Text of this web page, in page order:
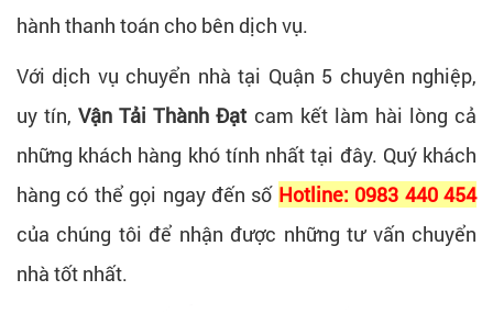
hành thanh toán cho bên dịch vụ.
Với dịch vụ chuyển nhà tại Quận 5 chuyên nghiệp,
uy tín,Vận Tải Thành Đạt cam kết làm hài lòng cả
những khách hàng khó tính nhất tại đây. Quý khách
hàng có thể gọi ngay đến số Hotline: 0983 440 454
của chúng tôi để nhận được những tư vấn chuyển
nhà tốt nhất.